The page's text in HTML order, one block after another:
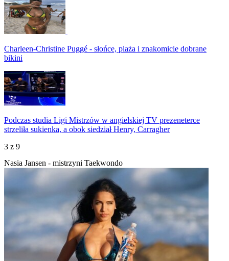
Charleen-Christine Puggé - słońce, plaża i znakomicie dobrane
bikini
Podczas studia Ligi Mistrzów w angielskiej TV prezeneterce
strzeliła sukienka, a obok siedział Henry, Carragher
3 z 9
Nasia Jansen - mistrzyni Taekwondo